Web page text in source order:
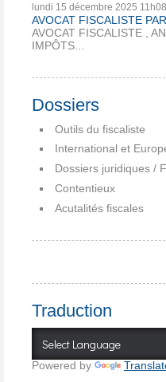
lundi 15 décembre 2025 11h08
AVOCAT FISCALISTE
AVOCAT FISCALISTE ,
IMPÔTS...
Dossiers
Outils du fiscaliste
International et
Dossiers juridiques /
Contentieux
Acutalités fiscales
Traduction
Powered by